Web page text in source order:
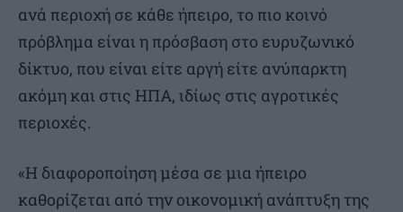
ανά περιοχή σε κάθε ήπειρο, το πιο κοινό
πρόβλημα είναι η πρόσβαση στο ευρυζωνικό
δίκτυο, που είναι είτε αργή είτε ανύπαρκτη
ακόμη και στις ΗΠΑ, ιδίως στις αγροτικές
περιοχές.
«Η διαφοροποίηση μέσα σε μια ήπειρο
καθορίζεται από την οικονομική ανάπτυξη της